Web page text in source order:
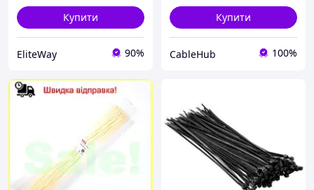
Купити
EliteWay 90%
Купити
CableHub 100%